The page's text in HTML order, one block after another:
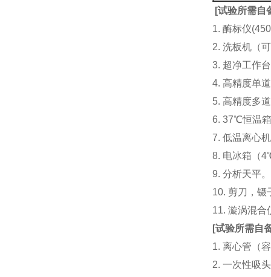
[试验所需自
1. 酶标仪
2. 洗板机（
3. 超净工作
4. 高精度单
5. 高精度多
6. 37℃恒温
7. 低温离心
8. 电冰箱（
9. 分析天平。
10. 剪刀，镊
11. 漩涡混
[试验所需自
1. 离心管（
2. 一次性吸